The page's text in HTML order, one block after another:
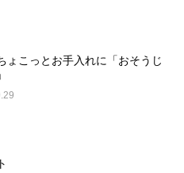
ょこっとお手入れに「おそうじ